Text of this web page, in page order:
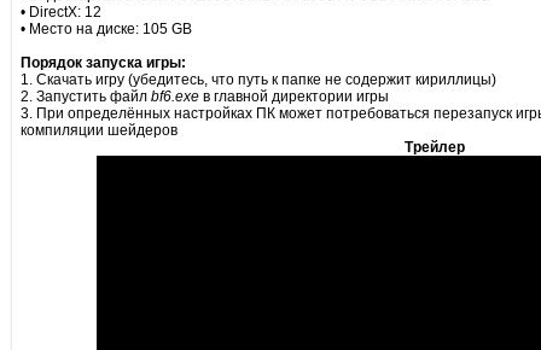
• DirectX: 12
• Место на диске: 105 GB
Порядок запуска игры:
1. Скачать игру (убедитесь, что путь к папке не содержит кириллицы)
2. Запустить файл bf6.exe в главной директории игры
3. При определённых настройках ПК может потребоваться перезапуск
компиляции шейдеров
Трейлер